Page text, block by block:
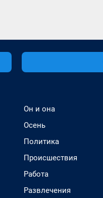
Он и она
Осень
Политика
Происшествия
Работа
Развлечения